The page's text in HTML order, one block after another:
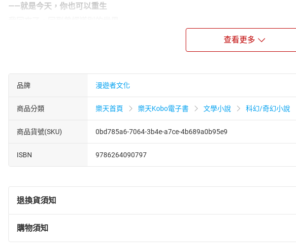
——就是今天，你也可以重生
「恭喜你！你被抽中了！」我知道自己死了，卻想不起前世的記憶。一個態度頗
如今因為被天界抽中而贏得一次重新挑戰人生的機會。他要我的靈魂寄生到一名
小林真的成績不好，在學校也被排擠，美術教室是他唯一的避風港。他可以調出
孤獨是什麼顏色？背叛又是什麼色調？
什麼是屬於我的色彩？這是我真正的顏色嗎？
隨著小林真選擇放棄人生的祕密逐一被揭露，他身邊的家人、同學隱藏的真相也一
我幫小林真修補了他人生的破洞，但我究竟是誰？前世的我做了什麼，淪落到今天
這個世界，充滿了
中獎和銘謝惠顧都是機運：出生在幸福的人家是中獎，被暗戀的人拒絕是銘謝惠
銘謝惠顧都是人生的常態，當你相信自己更勝於相信機運，它們對你的影響就不
查看更多
品牌 漫遊者文化
商品分類 樂天首頁 樂天Kobo電子書 文學小說 科幻/奇幻小說
商品貨號(SKU) 0bd785a6-7064-3b4e-a7ce-4b689a0b95e9
ISBN 9786264090797
退換貨須知
退換貨規定：
(一)依消費者保護法第19條第1項後段暨通訊交易解除權合理例外情事適用
購物須知